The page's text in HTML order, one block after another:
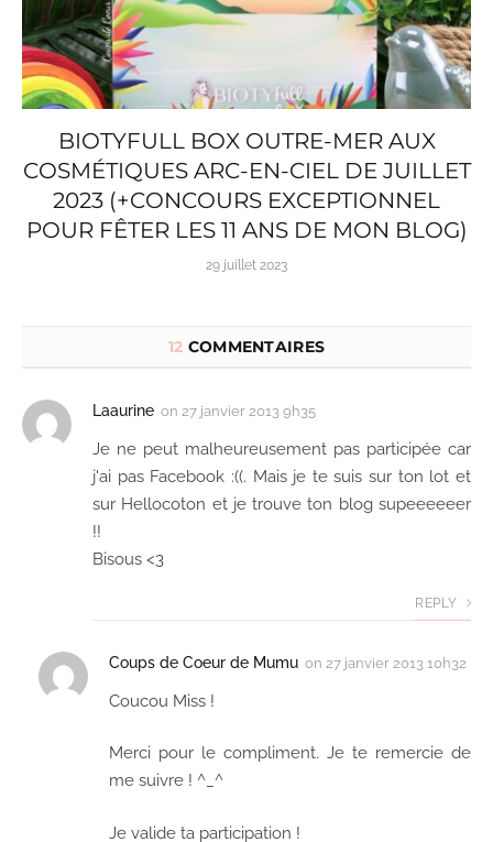
BIOTYFULL BOX OUTRE-MER AUX
COSMÉTIQUES ARC-EN-CIEL DE JUILLET
2023 (+CONCOURS EXCEPTIONNEL
POUR FÊTER LES 11 ANS DE MON BLOG)
29 juillet 2023
12 COMMENTAIRES
Laaurine on 27 janvier 2013 9h35
Je ne peut malheureusement pas participée car
j'ai pas Facebook :((. Mais je te suis sur ton lot et
sur Hellocoton et je trouve ton blog supeeeeeer
!!
Bisous <3
REPLY
Coups de Coeur de Mumu on 27 janvier 2013 10h32
Coucou Miss !
Merci pour le compliment. Je te remercie de
me suivre ! ^_^
Je valide ta participation !